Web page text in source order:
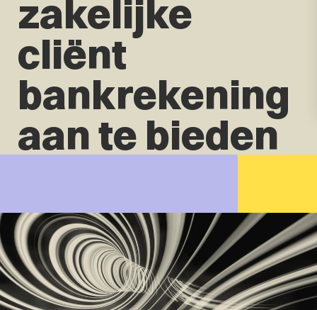
zakelijke
cliënt
bankrekening
aan te bieden